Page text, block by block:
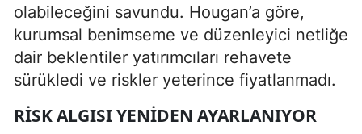
olabileceğini savundu. Hougan’a göre,
kurumsal benimseme ve düzenleyici netliğe
dair beklentiler yatırımcıları rehavete
sürükledi ve riskler yeterince fiyatlanmadı.
RISK ALGISI YENIDEN AYARLANIYOR